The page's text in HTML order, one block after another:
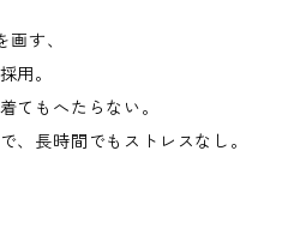
す、
用。
てもへたらない。
、長時間でもストレスなし。